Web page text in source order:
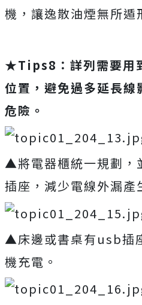
機，讓逸散油煙無所遁
★Tips8：詳列需要用
位置，避免過多延長線
危險。
▲將電器櫃統一規劃，
插座，減少電線外漏產
▲床邊或書桌有usb插
機充電。